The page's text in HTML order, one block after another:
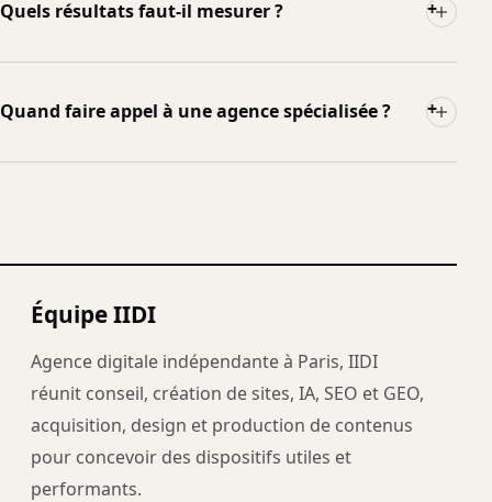
Quels résultats faut-il mesurer ? +
Quand faire appel à une agence spécialisée ? +
Équipe IIDI
Agence digitale indépendante à Paris, IIDI
réunit conseil, création de sites, IA, SEO et GEO,
acquisition, design et production de contenus
pour concevoir des dispositifs utiles et
performants.